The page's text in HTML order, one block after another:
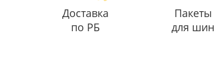
Доставка
по РБ
Пакеты
для шин